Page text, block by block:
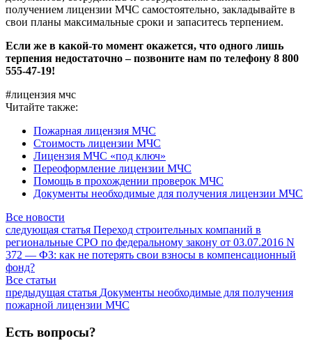
получением лицензии МЧС самостоятельно, закладывайте в
свои планы максимальные сроки и запаситесь терпением.
Если же в какой-то момент окажется, что одного лишь
терпения недостаточно – позвоните нам по телефону 8 800
555-47-19!
#лицензия мчс
Читайте также:
Пожарная лицензия МЧС
Стоимость лицензии МЧС
Лицензия МЧС «под ключ»
Переоформление лицензии МЧС
Помощь в прохождении проверок МЧС
Документы необходимые для получения лицензии МЧС
Все новости
следующая статья Переход строительных компаний в
региональные СРО по федеральному закону от 03.07.2016 N
372 — ФЗ: как не потерять свои взносы в компенсационный
фонд?
Все статьи
предыдущая статья Документы необходимые для получения
пожарной лицензии МЧС
Есть вопросы?